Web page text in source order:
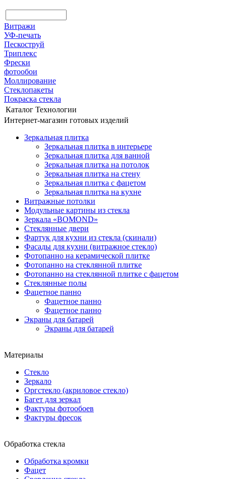
Витражи
УФ-печать
Пескоструй
Триплекс
Фрески
фотообои
Моллирование
Стеклопакеты
Покраска стекла
Каталог Технологии
Интернет-магазин готовых изделий
Зеркальная плитка
Зеркальная плитка в интерьере
Зеркальная плитка для ванной
Зеркальная плитка на потолок
Зеркальная плитка на стену
Зеркальная плитка с фацетом
Зеркальная плитка на кухне
Витражные потолки
Модульные картины из стекла
Зеркала «BOMOND»
Стеклянные двери
Фартук для кухни из стекла (скинали)
Фасады для кухни (витражное стекло)
Фотопанно на керамической плитке
Фотопанно на стеклянной плитке
Фотопанно на стеклянной плитке с фацетом
Стеклянные полы
Фацетное панно
Фацетное панно
Фацетное панно
Экраны для батарей
Экраны для батарей
Материалы
Стекло
Зеркало
Оргстекло (акриловое стекло)
Багет для зеркал
Фактуры фотообоев
Фактуры фресок
Обработка стекла
Обработка кромки
Фацет